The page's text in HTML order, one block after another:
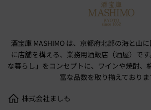
酒宝庫 MASHIMO は、京都府北部の海と山
に店舗を構える、業務用酒販店（酒屋）で
な暮らし」をコンセプトに、ワインや焼酎、
富な品数を取り揃えておりま
株式会社ましも